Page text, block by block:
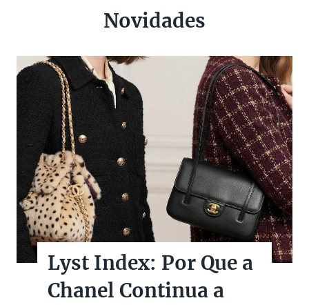
Novidades
Lyst Index: Por Que a
Chanel Continua a